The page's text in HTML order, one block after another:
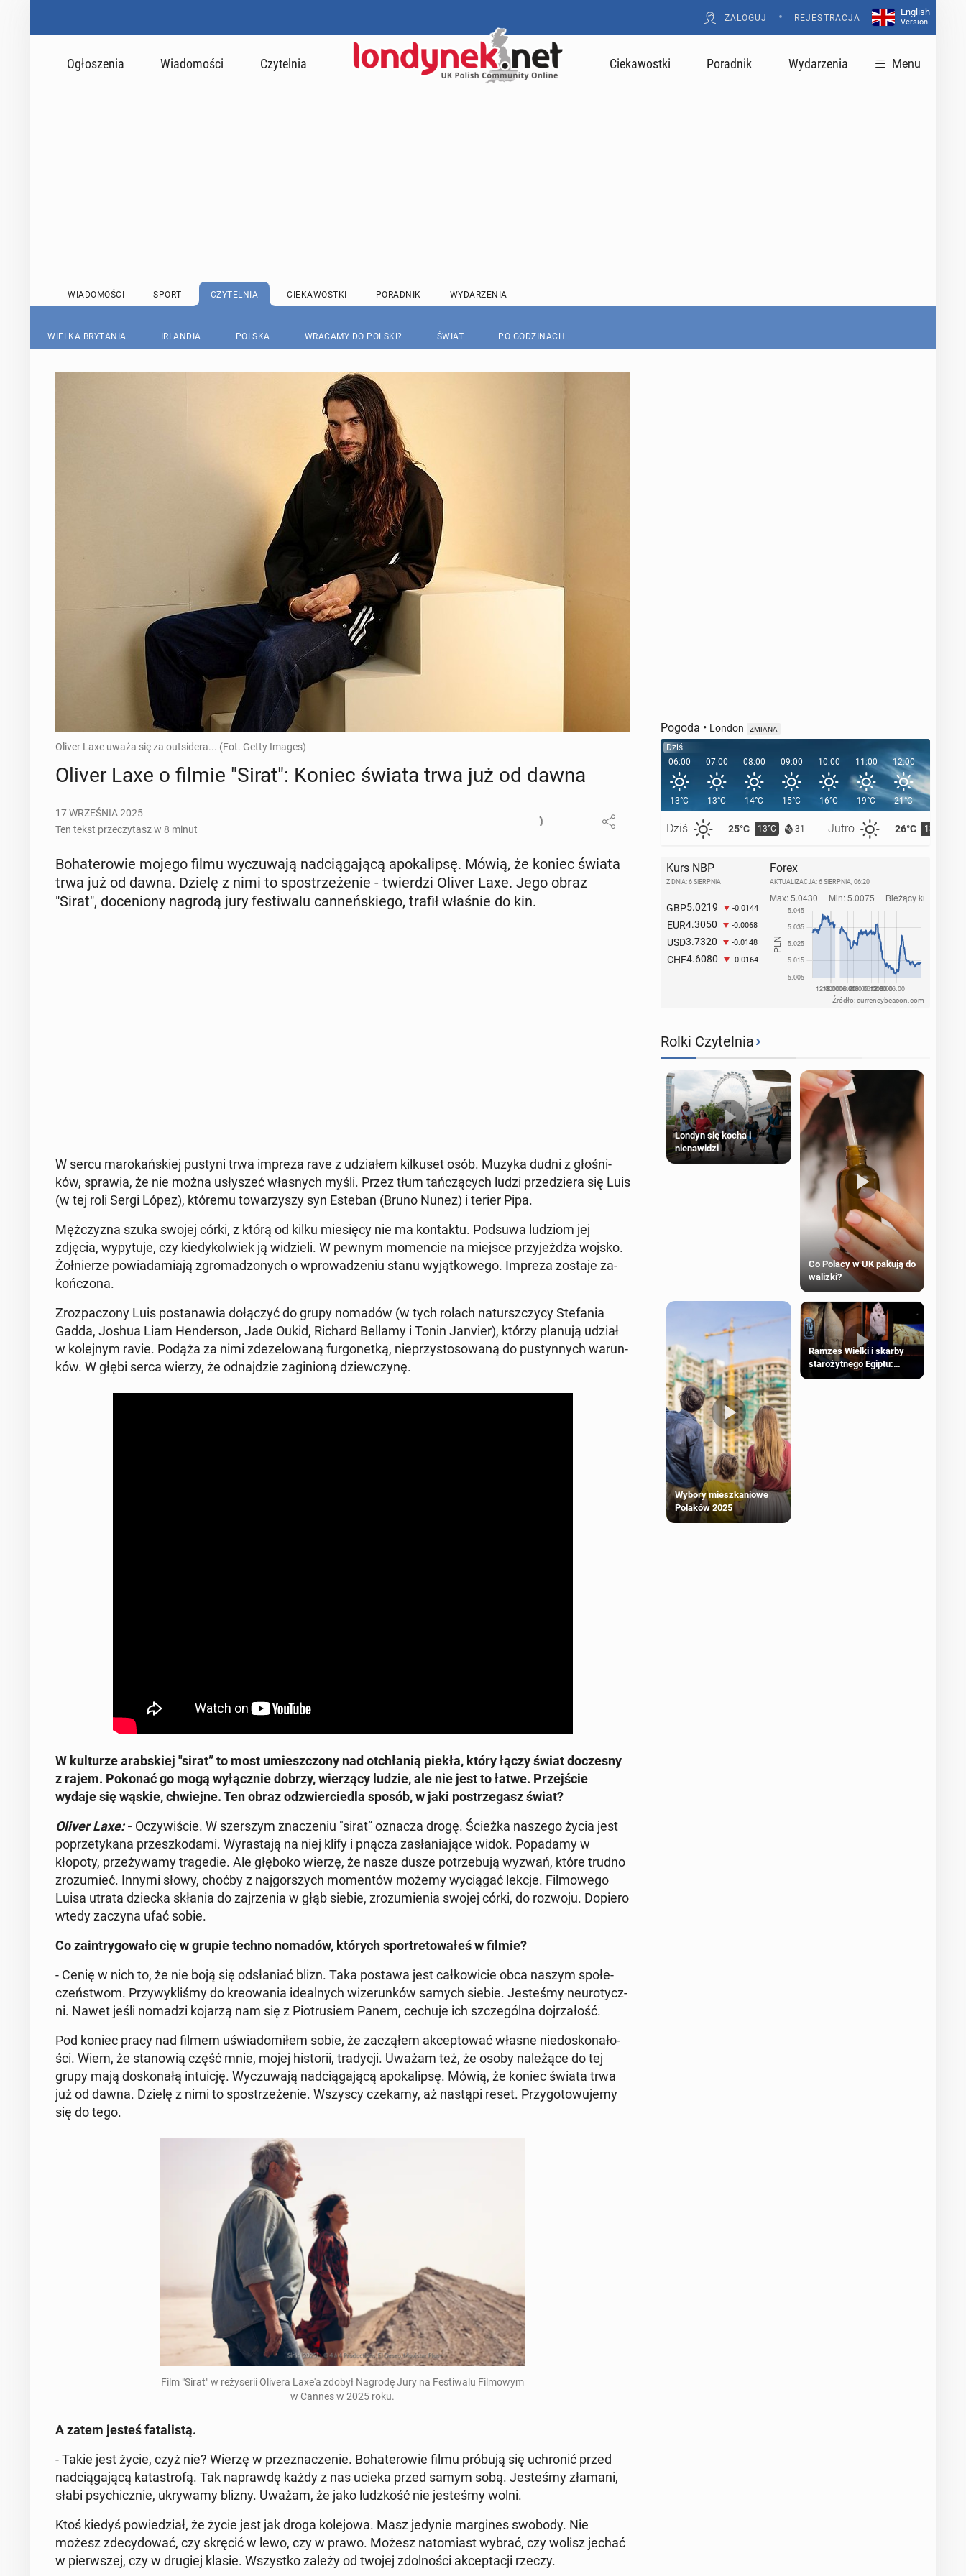
ZALOGUJ • REJESTRACJA
English
Version
Ogłoszenia Wiadomości Czytelnia Ciekawostki Poradnik Wydarzenia Menu
WIADOMOŚCI SPORT CZYTELNIA CIEKAWOSTKI PORADNIK WYDARZENIA
WIELKA BRYTANIA IRLANDIA POLSKA WRACAMY DO POLSKI? ŚWIAT PO GODZINACH
Oliver Laxe uważa się za outsidera... (Fot. Getty Images)
Oliver Laxe o filmie "Sirat": Koniec świata trwa już od dawna
17 WRZEŚNIA 2025
Ten tekst przeczytasz w 8 minut
Bo­ha­te­ro­wie mojego filmu wy­czu­wa­ją nad­cią­ga­ją­cą apo­ka­lip­sę. Mówią, że koniec świata
trwa już od dawna. Dzielę z nimi to spo­strze­że­nie - twier­dzi Oliver Laxe. Jego obraz
"Sirat", do­ce­nio­ny nagrodą jury fe­sti­wa­lu can­neń­skie­go, trafił właśnie do kin.
W sercu ma­ro­kań­skiej pustyni trwa impreza rave z udzia­łem kil­ku­set osób. Muzyka dudni z gło­śni­
ków, sprawia, że nie można usły­szeć wła­snych myśli. Przez tłum tań­czą­cych ludzi prze­dzie­ra się Luis
(w tej roli Sergi López), któremu to­wa­rzy­szy syn Esteban (Bruno Nunez) i terier Pipa.
Męż­czy­zna szuka swojej córki, z którą od kilku mie­się­cy nie ma kon­tak­tu. Podsuwa ludziom jej
zdjęcia, wy­py­tu­je, czy kie­dy­kol­wiek ją wi­dzie­li. W pewnym mo­men­cie na miejsce przy­jeż­dża wojsko.
Żoł­nie­rze po­wia­da­mia­ją zgro­ma­dzo­nych o wpro­wa­dze­niu stanu wy­jąt­ko­we­go. Impreza zostaje za­
koń­czo­na.
Zroz­pa­czo­ny Luis po­sta­na­wia do­łą­czyć do grupy nomadów (w tych rolach na­tursz­czy­cy Ste­fa­nia
Gadda, Joshua Liam Hen­der­son, Jade Oukid, Richard Bellamy i Tonin Janvier), którzy planują udział
w ko­lej­nym ravie. Podąża za nimi zde­ze­lo­wa­ną fur­go­net­ką, nie­przy­sto­so­wa­ną do pu­styn­nych wa­run­
ków. W głębi serca wierzy, że od­naj­dzie za­gi­nio­ną dziew­czy­nę.
W kul­tu­rze arab­skiej "sirat” to most umiesz­czo­ny nad ot­chła­nią piekła, który łączy świat do­cze­sny
z rajem. Pokonać go mogą wy­łącz­nie dobrzy, wie­rzą­cy ludzie, ale nie jest to łatwe. Przej­ście
wydaje się wąskie, chwiej­ne. Ten obraz od­zwier­cie­dla sposób, w jaki po­strze­gasz świat?
Oliver Laxe:- Oczy­wi­ście. W szer­szym zna­cze­niu "sirat” oznacza drogę. Ścieżka naszego życia jest
po­prze­ty­ka­na prze­szko­da­mi. Wy­ra­sta­ją na niej klify i pnącza za­sła­nia­ją­ce widok. Po­pa­da­my w
kłopoty, prze­ży­wa­my tra­ge­die. Ale głęboko wierzę, że nasze dusze po­trze­bu­ją wyzwań, które trudno
zro­zu­mieć. Innymi słowy, choćby z naj­gor­szych mo­men­tów możemy wy­cią­gać lekcje. Fil­mo­we­go
Luisa utrata dziecka skłania do zaj­rze­nia w głąb siebie, zro­zu­mie­nia swojej córki, do rozwoju. Dopiero
wtedy zaczyna ufać sobie.
Co za­in­try­go­wa­ło cię w grupie techno nomadów, których spor­tre­to­wa­łeś w filmie?
- Cenię w nich to, że nie boją się od­sła­niać blizn. Taka postawa jest cał­ko­wi­cie obca naszym spo­łe­
czeń­stwom. Przy­wy­kli­śmy do kre­owa­nia ide­al­nych wi­ze­run­ków samych siebie. Je­ste­śmy neu­ro­tycz­
ni. Nawet jeśli nomadzi kojarzą nam się z Pio­tru­siem Panem, cechuje ich szcze­gól­na doj­rza­łość.
Pod koniec pracy nad filmem uświa­do­mi­łem sobie, że za­czą­łem ak­cep­to­wać własne nie­do­sko­na­ło­
ści. Wiem, że sta­no­wią część mnie, mojej hi­sto­rii, tra­dy­cji. Uważam też, że osoby na­le­żą­ce do tej
grupy mają do­sko­na­łą in­tu­icję. Wy­czu­wa­ją nad­cią­ga­ją­cą apo­ka­lip­sę. Mówią, że koniec świata trwa
już od dawna. Dzielę z nimi to spo­strze­że­nie. Wszyscy czekamy, aż nastąpi reset. Przy­go­to­wu­je­my
się do tego.
Film "Sirat" w re­ży­se­rii Olivera Laxe'a zdobył Nagrodę Jury na Fe­sti­wa­lu Fil­mo­wym
w Cannes w 2025 roku.
A zatem jesteś fa­ta­li­stą.
- Takie jest życie, czyż nie? Wierzę w prze­zna­cze­nie. Bo­ha­te­ro­wie filmu próbują się uchro­nić przed
nad­cią­ga­ją­cą ka­ta­stro­fą. Tak na­praw­dę każdy z nas ucieka przed samym sobą. Je­ste­śmy złamani,
słabi psy­chicz­nie, ukry­wa­my blizny. Uważam, że jako ludz­kość nie je­ste­śmy wolni.
Ktoś kiedyś po­wie­dział, że życie jest jak droga ko­le­jo­wa. Masz jedynie mar­gi­nes swobody. Nie
możesz zde­cy­do­wać, czy skręcić w lewo, czy w prawo. Możesz na­to­miast wybrać, czy wolisz jechać
w pierw­szej, czy w drugiej klasie. Wszyst­ko zależy od twojej zdol­no­ści ak­cep­ta­cji rzeczy.
Pogoda • London ZMIANA
Dziś
06:00
13°C
Dziś 25°C 13°C 31 Jutro 26°C 13°C
07:00
13°C
08:00
14°C
09:00
15°C
10:00
16°C
11:00
19°C
12:00
21°C
13:00
Kurs NBP
Z DNIA: 6 SIERPNIA
GBP5.0219 -0.0144
EUR4.3050 -0.0068
USD3.7320 -0.0148
CHF4.6080 -0.0164
Forex
AKTUALIZACJA: 6 SIERPNIA, 06:20
Źródło: currencybeacon.com
Rolki Czytelnia›
Londyn się kocha i
nienawidzi
Co Polacy w UK pakują do
walizki?
Wybory mieszkaniowe
Polaków 2025
Ramzes Wielki i skarby
starożytnego Egiptu:
Wyjątkowa wystawa w